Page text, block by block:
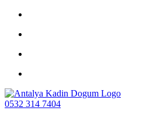
0532 314 7404